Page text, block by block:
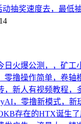
动抽奖速度去，最低
日火爆公测，，矿工
零撸操作简单，卷
，新人有视频教程，
，零撸新模式，新
存在的HTX诞生